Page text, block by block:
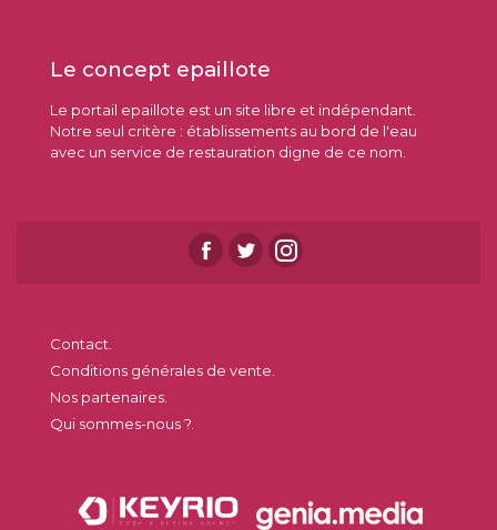
Le concept epaillote
Le portail epaillote est un site libre et indépendant.
Notre seul critère : établissements au bord de l'eau
avec un service de restauration digne de ce nom.
Contact.
Conditions générales de vente.
Nos partenaires.
Qui sommes-nous ?.